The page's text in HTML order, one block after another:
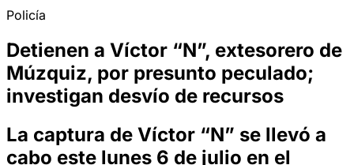
Policía
Detienen a Víctor “N”, extesorero de
Múzquiz, por presunto peculado;
investigan desvío de recursos
La captura de Víctor “N” se llevó a
cabo este lunes 6 de julio en el